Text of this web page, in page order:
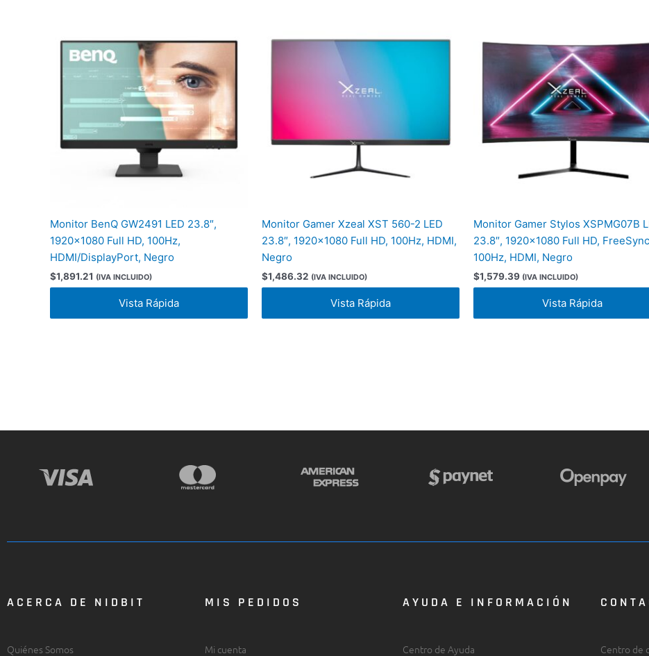
Monitor BenQ GW2491 LED 23.8″,
1920×1080 Full HD, 100Hz,
HDMI/DisplayPort, Negro
$1,891.21 (IVA INCLUIDO)
Vista Rápida
Monitor Gamer Xzeal XST 560-2 LED
23.8″, 1920×1080 Full HD, 100Hz, HDMI,
Negro
$1,486.32 (IVA INCLUIDO)
Vista Rápida
Monitor Gamer Stylos XSPMG07B
23.8″, 1920×1080 Full HD,
100Hz, HDMI, Negro
$1,579.39 (IVA INCLUIDO)
Vista Rápida
ACERCA DE NIDBIT
Quiénes Somos
MIS PEDIDOS
Mi cuenta
AYUDA E INFORMACIÓN
Centro de Ayuda Centro de